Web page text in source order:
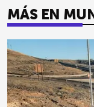
MÁS EN